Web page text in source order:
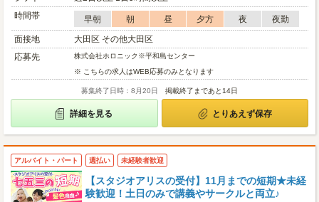
時間帯
早朝 朝 昼 夕方 夜
夜勤
面接地
大田区 その他大田区
応募先
株式会社ホロニック※平和島センター
※ こちらの求人はWEB応募のみとなります
募集終了日時：8月20日 掲載終了まであと14日
詳細を見る とりあえず保存
アルバイト・パート 週払い 未経験者歓迎
【スタジオアリスの受付】11月までの短期★未経
験歓迎！土日のみで講義やサークルと両立♪